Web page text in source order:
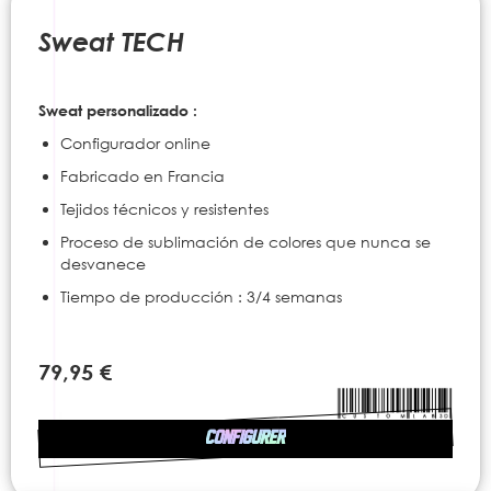
Sweat TECH
Sweat personalizado :
Configurador online
Fabricado en Francia
Tejidos técnicos y resistentes
Proceso de sublimación de colores que nunca se
desvanece
Tiempo de producción : 3/4 semanas
CONFIGURER
79,95 €
beginning
images
gallery